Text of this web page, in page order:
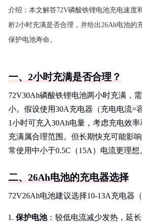
介绍： 本文解答72V磷酸铁锂电池充电速度
析2小时充满是否合理，并给出26Ah电池的
保护电池寿命。
一、2小时充满是否合理？
72V30Ah磷酸铁锂电池两小时充满，
小。假设使用30A充电器（充电电流=
1小时可充入30Ah电量，考虑充电效
充满属合理范围。但长期快充可能影
常使用中小于0.5C（15A）电流更理想
二、26Ah电池的充电器选择
72V26Ah电池建议选择10-13A充电器（
保护电池：较低电流减少发热，延